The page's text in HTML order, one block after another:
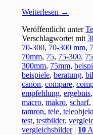
Weiterlesen →
Veröffentlicht unter
Verschlagwortet mit
70-300, 70-300 mm,
70mm, 75, 75-300,
300mm, 75mm,
beispiele,beratung,
canon,compare,
empfehlung,ergebnis,
macro,makro,scharf,
tamron,tele,
test,testbilder,
vergleichsbilder | 10